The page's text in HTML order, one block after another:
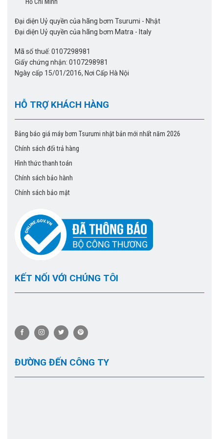
Email: sieuthibom@gmail.com
Xem giá bơmmáy bơm chìm Tsurumi800B1290 =>
Đại diện Uỷ quyền của hãng bơm Tsurumi - Nhật
Đại diện Uỷ quyền của hãng bơm Matra - Italy
Mã số thuế: 0107298981
Giấy chứng nhận: 0107298981
Ngày cấp 15/01/2016, Nơi Cấp Hà Nội
HỖ TRỢ KHÁCH HÀNG
Bảng báo giá máy bơm Tsurumi nhật bản mới nhất năm 2026
Chính sách đổi trả hàng
Hình thức thanh toán
Chính sách bảo hành
Chính sách bảo mật
KẾT NỐI VỚI CHÚNG TÔI
ĐƯỜNG ĐẾN CÔNG TY